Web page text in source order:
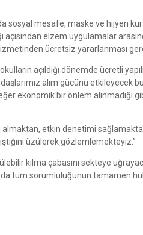
sosyal mesafe, maske ve hijyen
elzem uygulamalar
ücretsiz yararlanması
açıldığı dönemde ücretli
alım gücünü etkileyecek
ekonomik bir önlem alınmadığı
almaktan, etkin denetimi
üzülerek gözlemlemekteyiz.”
kılma çabasını sekteye
tüm sorumluluğunun tamamen